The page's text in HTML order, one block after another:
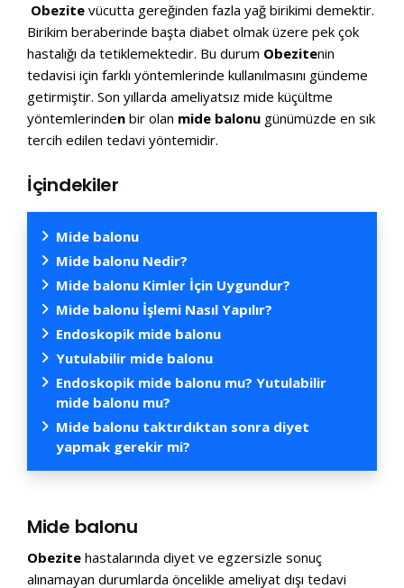
Obezite vücutta gereğinden fazla yağ birikimi demektir.
Birikim beraberinde başta diabet olmak üzere pek çok
hastalığı da tetiklemektedir. Bu durum Obezitenin
tedavisi için farklı yöntemlerinde kullanılmasını gündeme
getirmiştir. Son yıllarda ameliyatsız mide küçültme
yöntemlerinden bir olan mide balonu günümüzde en sık
tercih edilen tedavi yöntemidir.
İçindekiler
Mide balonu
Mide balonu Nedir?
Mide balonu Kimler İçin Uygundur?
Mide balonu İşlemi Nasıl Yapılır?
Endoskopik mide balonu
Yutulabilir mide balonu
Endoskopik mide balonu mu? Yutulabilir
mide balonu mu?
Mide balonu taktırdıktan sonra diyet
yapmak gerekir mi?
Mide balonu
Obezite hastalarında diyet ve egzersizle sonuç
alınamayan durumlarda öncelikle ameliyat dışı tedavi